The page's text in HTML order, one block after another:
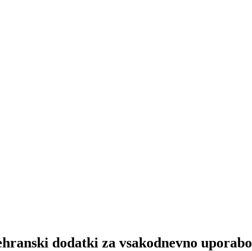
dodatki za vsakodnevno uporabo